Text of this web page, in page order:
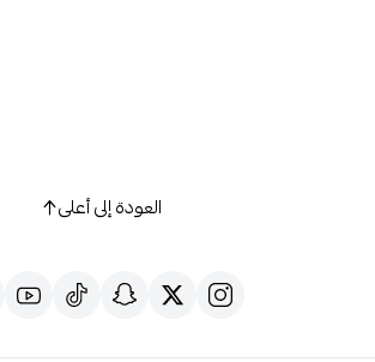
العودة إلى أعلى